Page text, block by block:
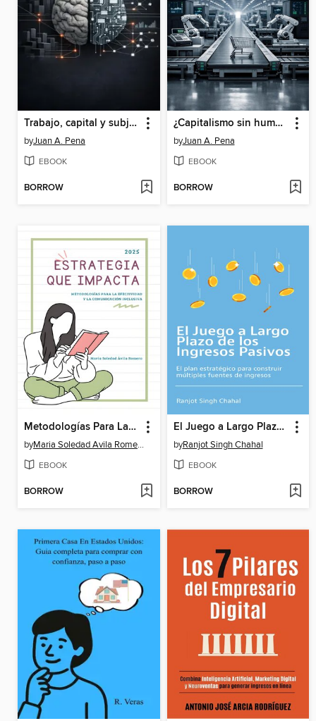
Trabajo, capital y subjetividad en la era de la automatización cognitiva
byJuan A. Pena
EBOOK
BORROW
¿Capitalismo sin humanos?
byJuan A. Pena
EBOOK
BORROW
Metodologías Para La Efectividad Creativa Y La Comunicación Inclusiva
by Maria Soledad Avila Romero
EBOOK
BORROW
El Juego a Largo Plazo de los Ingresos Pasivos
byRanjot Singh Chahal
EBOOK
BORROW